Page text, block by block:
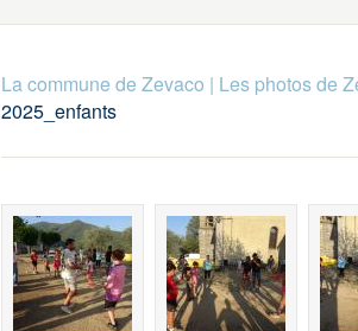
La commune de Zevaco | Les photos de
2025_enfants